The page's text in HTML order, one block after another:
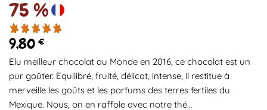
75 %
9,80 €
Elu meilleur chocolat au Monde en 2016, ce chocolat est un
pur goûter. Equilibré, fruité, délicat, intense, il restitue à
merveille les goûts et les parfums des terres fertiles du
Mexique. Nous, on en raffole avec notre thé…